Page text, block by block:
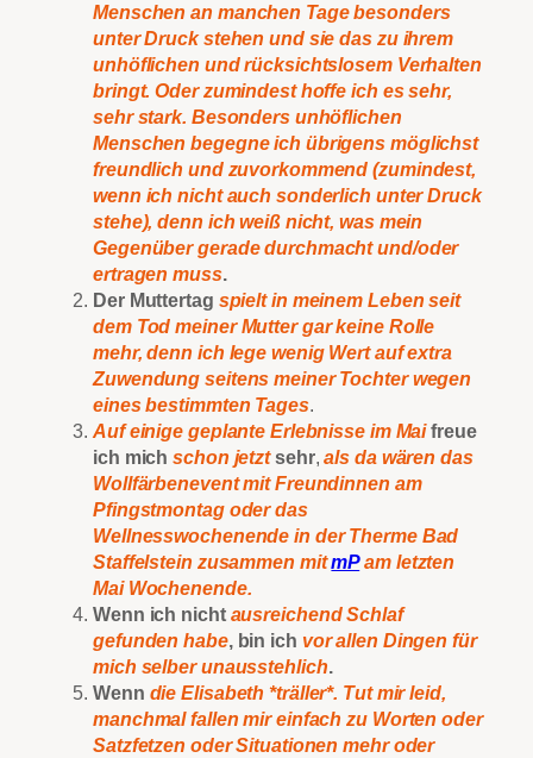
Menschen an manchen Tage besonders
unter Druck stehen und sie das zu ihrem
unhöflichen und rücksichtslosem Verhalten
bringt. Oder zumindest hoffe ich es sehr,
sehr stark. Besonders unhöflichen
Menschen begegne ich übrigens möglichst
freundlich und zuvorkommend (zumindest,
wenn ich nicht auch sonderlich unter Druck
stehe), denn ich weiß nicht, was mein
Gegenüber gerade durchmacht und/oder
ertragen muss.
Der Muttertag spielt in meinem Leben seit
dem Tod meiner Mutter gar keine Rolle
mehr, denn ich lege wenig Wert auf extra
Zuwendung seitens meiner Tochter wegen
eines bestimmten Tages.
Auf einige geplante Erlebnisse im Maifreue
ich michschon jetztsehr,als da wären das
Wollfärbenevent mit Freundinnen am
Pfingstmontag oder das
Wellnesswochenende in der Therme Bad
Staffelstein zusammen mitmPam letzten
Mai Wochenende.
Wenn ich nicht ausreichend Schlaf
gefunden habe, bin ich vor allen Dingen für
mich selber unausstehlich.
Wenn die Elisabeth *träller*. Tut mir leid,
manchmal fallen mir einfach zu Worten oder
Satzfetzen oder Situationen mehr oder